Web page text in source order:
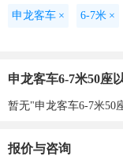
申龙客车 × 6-7米 ×
申龙客车6-7米50座
暂无"申龙客车6-7米50
报价与咨询